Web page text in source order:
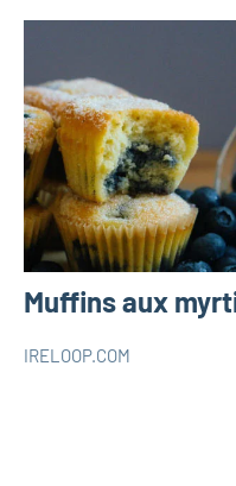
Muffins aux
IRELOOP.COM